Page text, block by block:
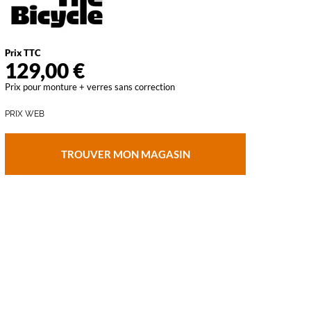
Prix TTC
129,00 €
Prix pour monture + verres sans correction
PRIX WEB
TROUVER MON MAGASIN